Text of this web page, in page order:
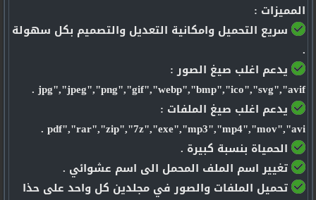
المميزات :
سريع التحميل وامكانية التعديل والتصميم بكل سهولة
.
يدعم اغلب صيغ الصور :
jpg","jpeg","png","gif","webp","bmp","ico","svg","avif .
يدعم اغلب صيغ الملفات :
pdf","rar","zip","7z","exe","mp3","mp4","mov","avi .
الحمياة بنسبة كبيرة .
تغيير اسم الملف المحمل الى اسم عشوائي .
تحميل الملفات والصور في مجلدين كل واحد على حذا